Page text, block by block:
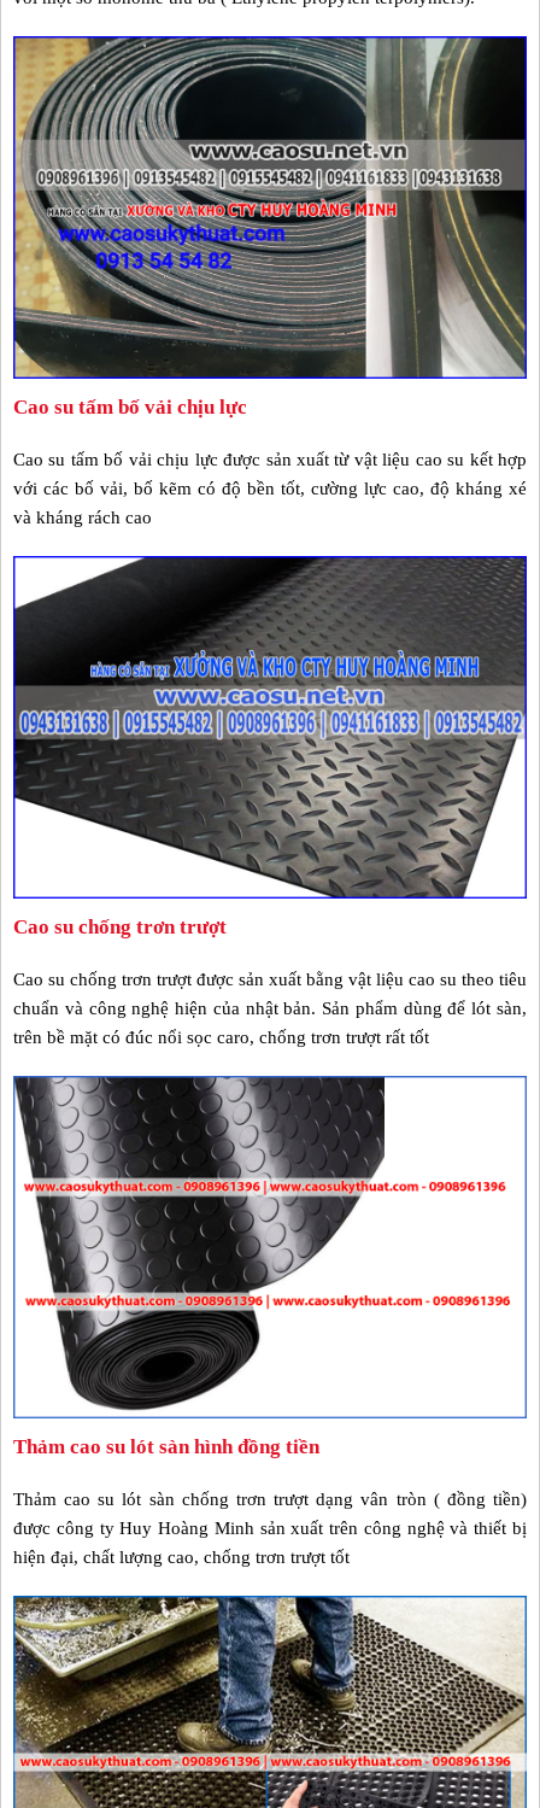
Cao su tấm bố vải chịu lực
Cao su tấm bố vải chịu lực được sản xuất từ vật liệu cao su kết hợp
với các bố vải, bố kẽm có độ bền tốt, cường lực cao, độ kháng xé
và kháng rách cao
Cao su chống trơn trượt
Cao su chống trơn trượt được sản xuất bằng vật liệu cao su theo tiêu
chuẩn và công nghệ hiện của nhật bản. Sản phẩm dùng để lót sàn,
trên bề mặt có đúc nổi sọc caro, chống trơn trượt rất tốt
Thảm cao su lót sàn hình đồng tiền
Thảm cao su lót sàn chống trơn trượt dạng vân tròn ( đồng tiền)
được công ty Huy Hoàng Minh sản xuất trên công nghệ và thiết bị
hiện đại, chất lượng cao, chống trơn trượt tốt